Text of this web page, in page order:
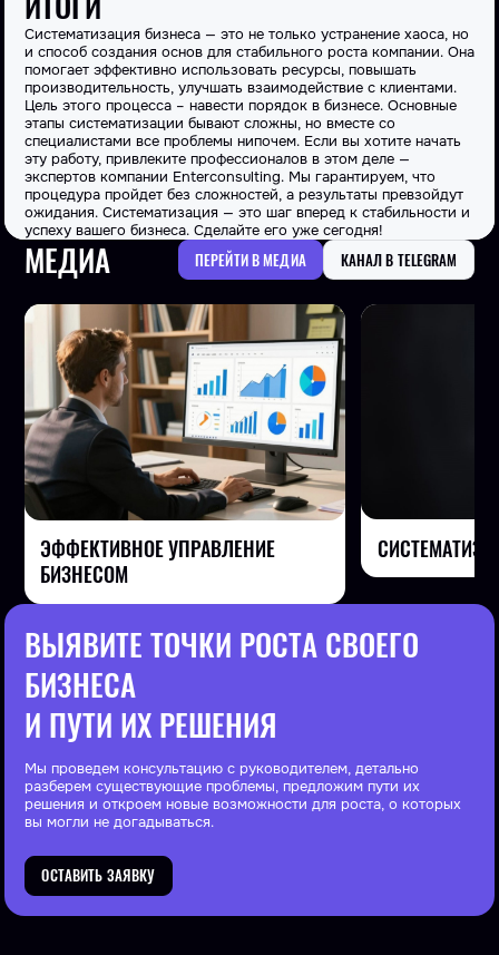
Систематизация бизнеса — это не только устранение хаоса, но
и способ создания основ для стабильного роста компании. Она
помогает эффективно использовать ресурсы, повышать
производительность, улучшать взаимодействие с клиентами.
Цель этого процесса – навести порядок в бизнесе. Основные
этапы систематизации бывают сложны, но вместе со
специалистами все проблемы нипочем. Если вы хотите начать
эту работу, привлеките профессионалов в этом деле —
экспертов компании Enterconsulting. Мы гарантируем, что
процедура пройдет без сложностей, а результаты превзойдут
ожидания. Систематизация — это шаг вперед к стабильности и
успеху вашего бизнеса. Сделайте его уже сегодня!
МЕДИА ПЕРЕЙТИ В МЕДИА КАНАЛ В TELEGRAM
ЭФФЕКТИВНОЕ УПРАВЛЕНИЕ
БИЗНЕСОМ
ВЫЯВИТЕ ТОЧКИ РОСТА СВОЕГО
БИЗНЕСА
И ПУТИ ИХ РЕШЕНИЯ
Мы проведем консультацию с руководителем, детально
разберем существующие проблемы, предложим пути их
решения и откроем новые возможности для роста, о которых
вы могли не догадываться.
ОСТАВИТЬ ЗАЯВКУ